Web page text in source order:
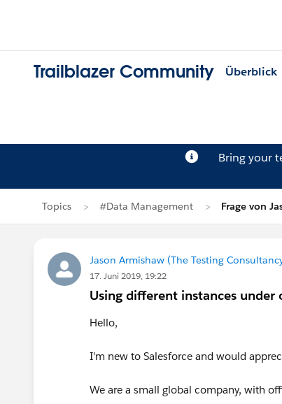
Trailblazer Community Überblick
Bring your
Topics #Data Management Frage von
Jason Armishaw (The Testing
17. Juni 2019, 19:22
Using different instances under
Hello,
I'm new to Salesforce and would
We are a small global company, with